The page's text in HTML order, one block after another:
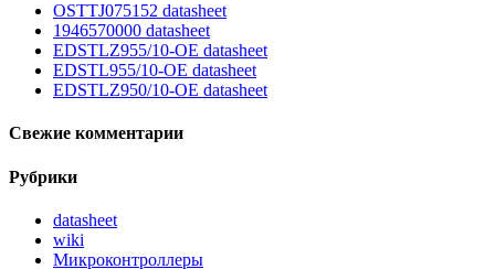
OSTTJ075152 datasheet
1946570000 datasheet
EDSTLZ955/10-OE datasheet
EDSTL955/10-OE datasheet
EDSTLZ950/10-OE datasheet
Свежие комментарии
Рубрики
datasheet
wiki
Микроконтроллеры